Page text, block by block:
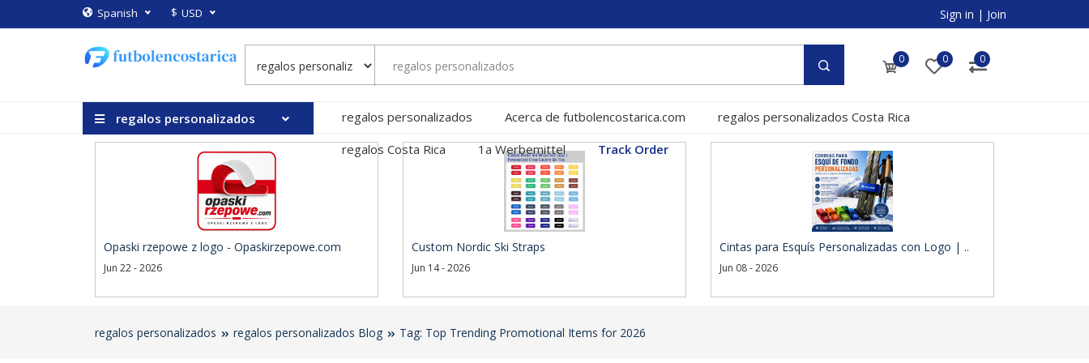
Spanish $ USD Sign in | Join
0 0 0
regalos personalizados regalos personalizados Acerca de futbolencostarica.com
regalos personalizados Costa Rica
regalos Costa Rica
1a Werbemittel Track Order
Opaski rzepowe z logo - Opaskirzepowe.com
Jun 22 - 2026
Custom Nordic Ski Straps
Jun 14 - 2026
Cintas para Esquís Personalizadas con Logo | ..
Jun 08 - 2026
regalos personalizados regalos personalizados Blog Tag: Top Trending Promotional Items for 2026